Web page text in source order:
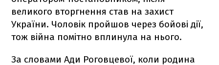
великого вторгнення став на захист
України. Чоловік пройшов через бойові дії,
тож війна помітно вплинула на нього.
За словами Ади Роговцевої, коли родина